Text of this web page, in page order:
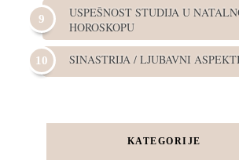
USPEŠNOST STUDIJA U
HOROSKOPU
SINASTRIJA / LJUBAVNI
KATEGORIJE